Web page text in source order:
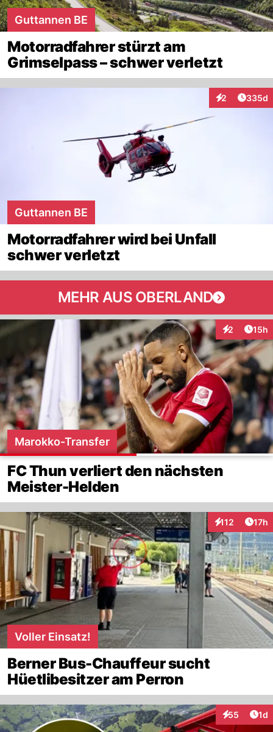
Guttannen BE
Motorradfahrer stürzt am
Grimselpass – schwer verletzt
2
Interaktionen
335d
Guttannen BE
Motorradfahrer wird bei Unfall
schwer verletzt
MEHR AUS OBERLAND
2
Interaktionen
15h
Marokko-Transfer
FC Thun verliert den nächsten
Meister-Helden
112
Interaktionen
17h
Voller Einsatz!
Berner Bus-Chauffeur sucht
Hüetlibesitzer am Perron
55
Interaktionen
1d